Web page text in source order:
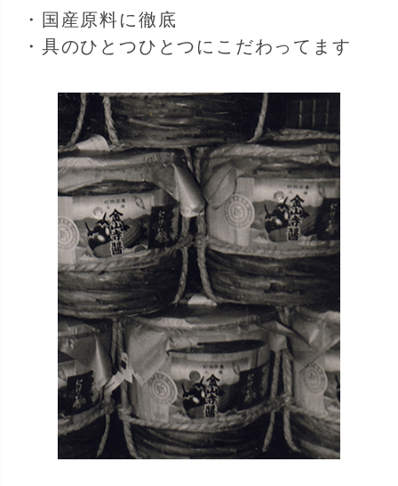
・国産原料に徹底
・具のひとつひとつにこだわってます